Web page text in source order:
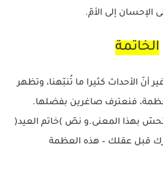
الإحسان إلى الأمّ.
الخاتمة
أنّ الأحداث كثيرا ما تُنبّهنا، وتظهر
فنعترف صاغرين بفضلها.
بهذا المعنى.و نصّ )خاتم العيد(
قبل عقلك – هذه العظمة